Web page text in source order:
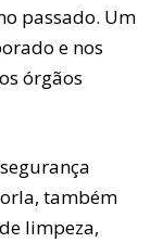
passado. Um
e nos
órgãos
também
limpeza,